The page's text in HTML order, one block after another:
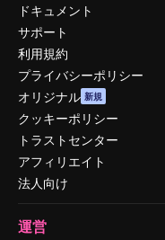
ドキュメント
サポート
利用規約
プライバシーポリシー
オリジナル 新規
クッキーポリシー
トラストセンター
アフィリエイト
法人向け
運営